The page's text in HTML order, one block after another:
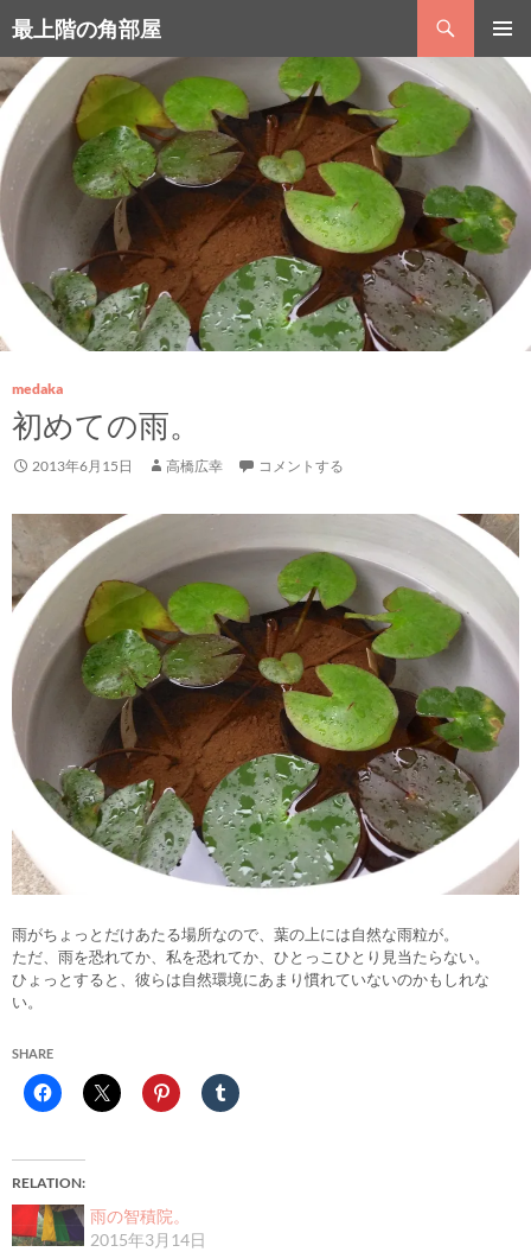
ン
テ
ン
ツ
ス
キ
ッ
最上階の角部屋
索
メインメ
medaka
初めての雨。
2013年6月15日 高橋広幸 コメントする
雨がちょっとだけあたる場所なので、葉の上には自然な雨粒が。
ただ、雨を恐れてか、私を恐れてか、ひとっこひとり見当たらない。
ひょっとすると、彼らは自然環境にあまり慣れていないのかもしれな
い。
SHARE
RELATION
雨の智積院。
2015年3月14日